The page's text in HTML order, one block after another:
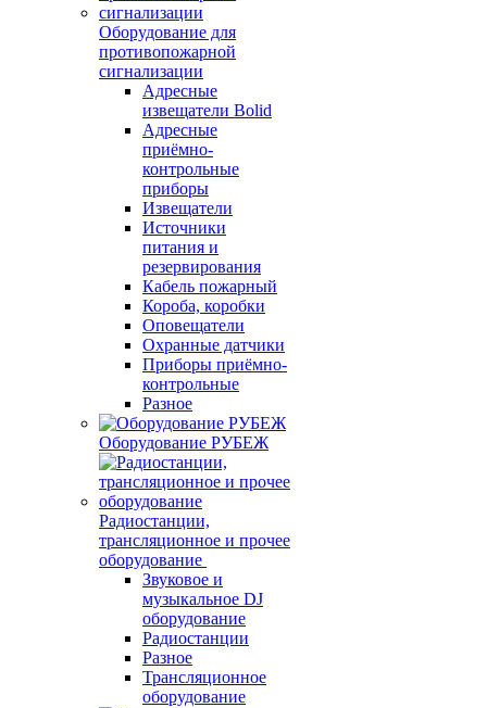
Оборудование для
противопожарной
сигнализации
Адресные
извещатели Bolid
Адресные
приёмно-
контрольные
приборы
Извещатели
Источники
питания и
резервирования
Кабель пожарный
Короба, коробки
Оповещатели
Охранные датчики
Приборы приёмно-
контрольные
Разное
Оборудование РУБЕЖ
Радиостанции,
трансляционное и прочее
оборудование
Звуковое и
музыкальное DJ
оборудование
Радиостанции
Разное
Трансляционное
оборудование